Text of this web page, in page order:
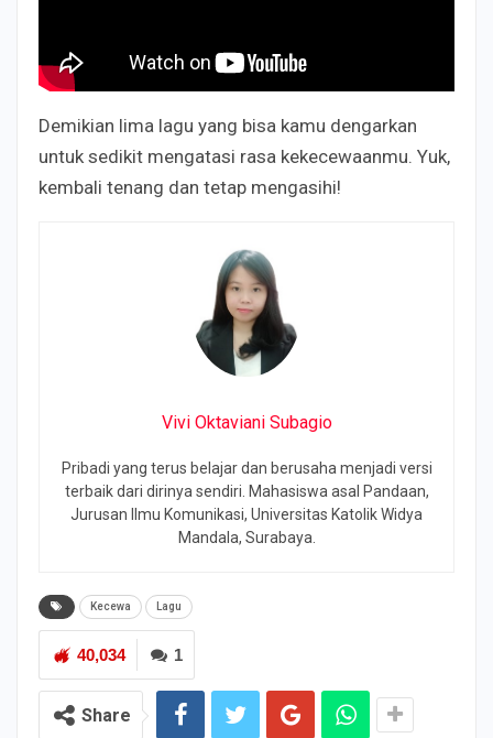
Demikian lima lagu yang bisa kamu dengarkan
untuk sedikit mengatasi rasa kekecewaanmu. Yuk,
kembali tenang dan tetap mengasihi!
Vivi Oktaviani Subagio
Pribadi yang terus belajar dan berusaha menjadi versi
terbaik dari dirinya sendiri. Mahasiswa asal Pandaan,
Jurusan Ilmu Komunikasi, Universitas Katolik Widya
Mandala, Surabaya.
Kecewa Lagu
1
40,034
Share